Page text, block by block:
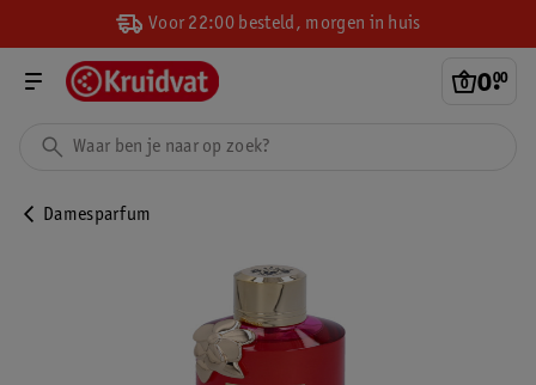
Voor 22:00 besteld, morgen in huis
0.
00
Damesparfum